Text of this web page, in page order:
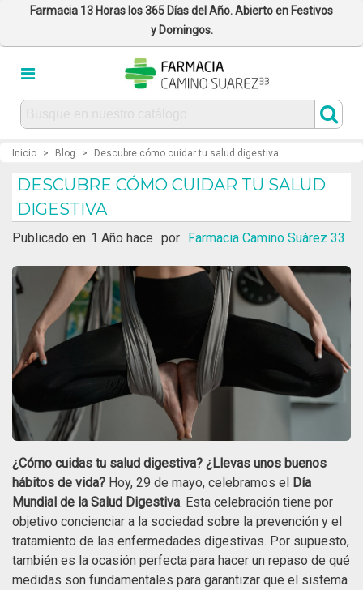
Farmacia 13 Horas los 365 Días del Año. Abierto en Festivos
y Domingos.
Inicio > Blog > Descubre cómo cuidar tu salud digestiva
DESCUBRE CÓMO CUIDAR TU SALUD
DIGESTIVA
Publicado en 1 Año hace por Farmacia Camino Suárez 33
¿Cómo cuidas tu salud digestiva? ¿Llevas unos buenos
hábitos de vida? Hoy, 29 de mayo, celebramos el
Día
Mundial de la Salud Digestiva. Esta celebración tiene por
objetivo concienciar a la sociedad sobre la prevención y el
tratamiento de las enfermedades digestivas. Por supuesto,
también es la ocasión perfecta para hacer un repaso de qué
medidas son fundamentales para garantizar que el sistema